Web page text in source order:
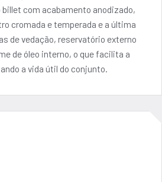
com acabamento anodizado,
cromada e temperada e a última
de vedação, reservatório externo
de óleo interno, o que facilita a
a vida útil do conjunto.